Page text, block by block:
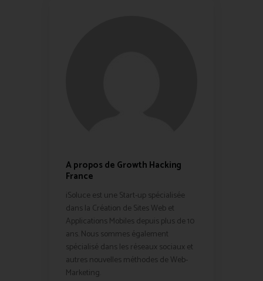
A propos de Growth Hacking
France
iSoluce est une Start-up spécialisée
dans la Création de Sites Web et
Applications Mobiles depuis plus de 10
ans. Nous sommes également
spécialisé dans les réseaux sociaux et
autres nouvelles méthodes de Web-
Marketing.